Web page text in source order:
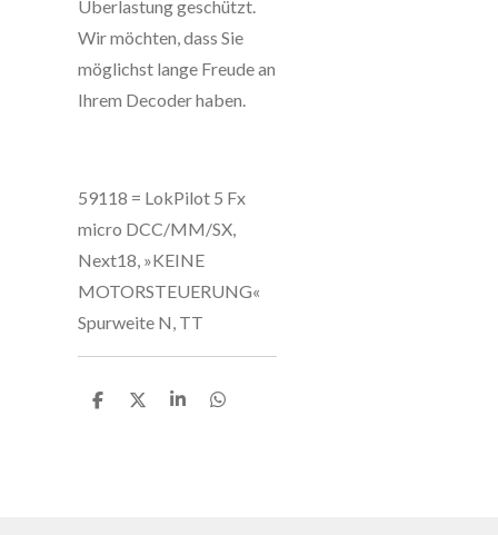
Überlastung geschützt.
Wir möchten, dass Sie
möglichst lange Freude an
Ihrem Decoder haben.
59118 = LokPilot 5 Fx
micro DCC/MM/SX,
Next18, »KEINE
MOTORSTEUERUNG«
Spurweite N, TT
T
T
T
T